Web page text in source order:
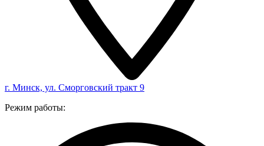
г. Минск, ул. Сморговский тракт 9
Режим работы: